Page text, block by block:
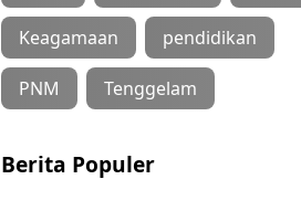
Keagamaan pendidikan
PNM Tenggelam
Berita Populer